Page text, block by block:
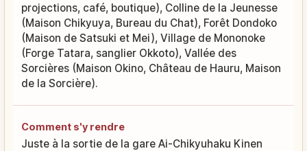
projections, café, boutique), Colline de la Jeunesse
(Maison Chikyuya, Bureau du Chat), Forêt Dondoko
(Maison de Satsuki et Mei), Village de Mononoke
(Forge Tatara, sanglier Okkoto), Vallée des
Sorcières (Maison Okino, Château de Hauru, Maison
de la Sorcière).
Comment s'y rendre
Juste à la sortie de la gare Ai-Chikyuhaku Kinen